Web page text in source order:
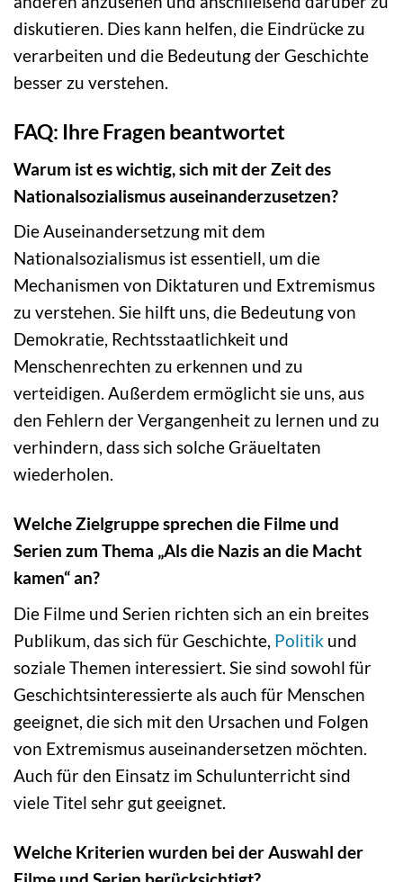
diskutieren. Dies kann helfen, die Eindrücke zu
verarbeiten und die Bedeutung der Geschichte
besser zu verstehen.
FAQ: Ihre Fragen beantwortet
Warum ist es wichtig, sich mit der Zeit des
Nationalsozialismus auseinanderzusetzen?
Die Auseinandersetzung mit dem
Nationalsozialismus ist essentiell, um die
Mechanismen von Diktaturen und Extremismus
zu verstehen. Sie hilft uns, die Bedeutung von
Demokratie, Rechtsstaatlichkeit und
Menschenrechten zu erkennen und zu
verteidigen. Außerdem ermöglicht sie uns, aus
den Fehlern der Vergangenheit zu lernen und zu
verhindern, dass sich solche Gräueltaten
wiederholen.
Welche Zielgruppe sprechen die Filme und
Serien zum Thema „Als die Nazis an die Macht
kamen“ an?
Die Filme und Serien richten sich an ein breites
Publikum, das sich für Geschichte, Politik und
soziale Themen interessiert. Sie sind sowohl für
Geschichtsinteressierte als auch für Menschen
geeignet, die sich mit den Ursachen und Folgen
von Extremismus auseinandersetzen möchten.
Auch für den Einsatz im Schulunterricht sind
viele Titel sehr gut geeignet.
Welche Kriterien wurden bei der Auswahl der